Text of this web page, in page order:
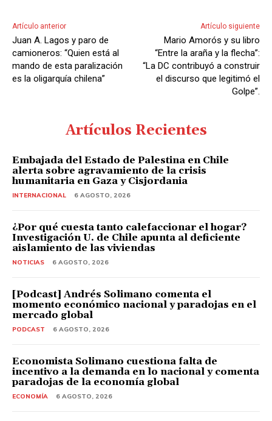
Artículo anterior
Juan A. Lagos y paro de
camioneros: “Quien está al
mando de esta paralización
es la oligarquía chilena”
Artículo siguiente
Mario Amorós y su libro
“Entre la araña y la flecha”:
“La DC contribuyó a construir
el discurso que legitimó el
Golpe”.
Artículos Recientes
Embajada del Estado de Palestina en Chile
alerta sobre agravamiento de la crisis
humanitaria en Gaza y Cisjordania
INTERNACIONAL 6 AGOSTO, 2026
¿Por qué cuesta tanto calefaccionar el hogar?
Investigación U. de Chile apunta al deficiente
aislamiento de las viviendas
NOTICIAS 6 AGOSTO, 2026
[Podcast] Andrés Solimano comenta el
momento económico nacional y paradojas en el
mercado global
PODCAST 6 AGOSTO, 2026
Economista Solimano cuestiona falta de
incentivo a la demanda en lo nacional y comenta
paradojas de la economía global
ECONOMÍA 6 AGOSTO, 2026